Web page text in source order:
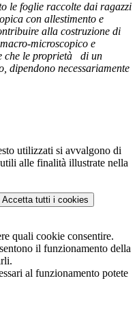
le foglie raccolte dai ragazzi
con allestimento e
alla costruzione di
microscopico e
che le proprietà di un
dipendono necessariamente
utilizzati si avvalgono di
alle finalità illustrate nella
Accetta tutti i cookies
quali cookie consentire.
il funzionamento della
al funzionamento potete